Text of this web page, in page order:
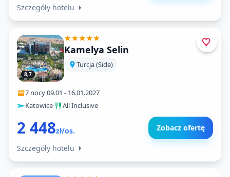
Szczegóły hotelu
8,7
Kamelya Selin
Turcja (Side)
7 nocy·09.01 - 16.01.2027
Katowice· All Inclusive
2 448zł/os. Zobacz ofertę
Szczegóły hotelu